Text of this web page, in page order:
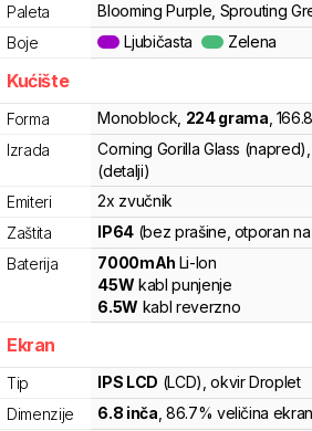
Paleta
Blooming Purple, Sprouting
Boje
Ljubičasta Zelena
Kućište
Forma Monoblock 224grama
Izrada
Corning Gorilla Glass
(detalji)
Emiteri
2x zvučnik
Zaštita
IP64 (bez prašine, otporan
Baterija
7000mAh Li-Ion
45W kabl punjenje
6.5W kabl reverzno
Ekran
Tip IPS LCD (LCD) , okvir Droplet
Dimenzije
6.8 inča , 86.7% veličina